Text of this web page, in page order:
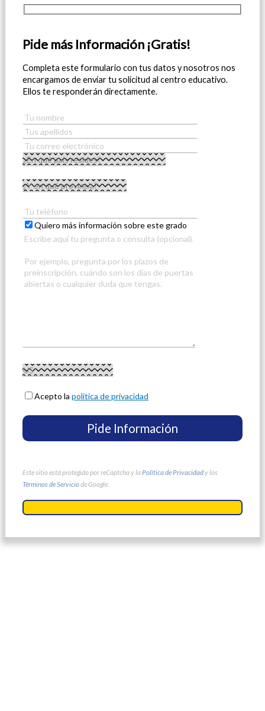
Pide más Información ¡Gratis!
Completa este formulario con tus datos y nosotros nos
encargamos de enviar tu solicitud al centro educativo.
Ellos te responderán directamente.
Quiero más información sobre este grado
Acepto lapolítica de privacidad
Este sitio está protegido por reCaptcha y la Política de Privacidady los
Términos de Serviciode Google.